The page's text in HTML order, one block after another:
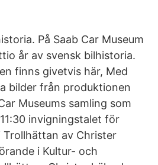
På Saab Car Museum
år av svensk bilhistoria.
finns givetvis här, Med
bilder från produktionen
Museums samling som
invigningstalet för
Trollhättan av Christer
i Kultur- och